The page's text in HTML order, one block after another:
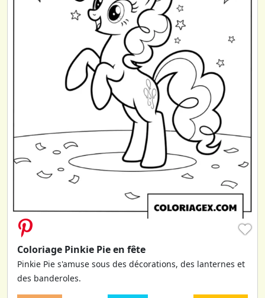
♥
Coloriage Pinkie Pie en fête
Pinkie Pie s'amuse sous des décorations, des lanternes et
des banderoles.